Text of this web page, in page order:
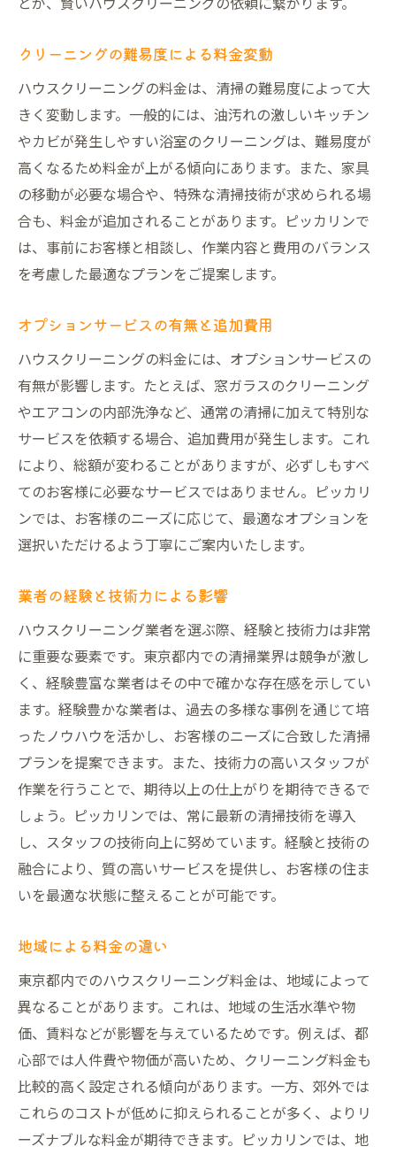
クリーニングの難易度による料金変動
ハウスクリーニングの料金は、清掃の難易度によって大
きく変動します。一般的には、油汚れの激しいキッチン
やカビが発生しやすい浴室のクリーニングは、難易度が
高くなるため料金が上がる傾向にあります。また、家具
の移動が必要な場合や、特殊な清掃技術が求められる場
合も、料金が追加されることがあります。ピッカリンで
は、事前にお客様と相談し、作業内容と費用のバランス
を考慮した最適なプランをご提案します。
オプションサービスの有無と追加費用
ハウスクリーニングの料金には、オプションサービスの
有無が影響します。たとえば、窓ガラスのクリーニング
やエアコンの内部洗浄など、通常の清掃に加えて特別な
サービスを依頼する場合、追加費用が発生します。これ
により、総額が変わることがありますが、必ずしもすべ
てのお客様に必要なサービスではありません。ピッカリ
ンでは、お客様のニーズに応じて、最適なオプションを
選択いただけるよう丁寧にご案内いたします。
業者の経験と技術力による影響
ハウスクリーニング業者を選ぶ際、経験と技術力は非常
に重要な要素です。東京都内での清掃業界は競争が激し
く、経験豊富な業者はその中で確かな存在感を示してい
ます。経験豊かな業者は、過去の多様な事例を通じて培
ったノウハウを活かし、お客様のニーズに合致した清掃
プランを提案できます。また、技術力の高いスタッフが
作業を行うことで、期待以上の仕上がりを期待できるで
しょう。ピッカリンでは、常に最新の清掃技術を導入
し、スタッフの技術向上に努めています。経験と技術の
融合により、質の高いサービスを提供し、お客様の住ま
いを最適な状態に整えることが可能です。
地域による料金の違い
東京都内でのハウスクリーニング料金は、地域によって
異なることがあります。これは、地域の生活水準や物
価、賃料などが影響を与えているためです。例えば、都
心部では人件費や物価が高いため、クリーニング料金も
比較的高く設定される傾向があります。一方、郊外では
これらのコストが低めに抑えられることが多く、よりリ
ーズナブルな料金が期待できます。ピッカリンでは、地